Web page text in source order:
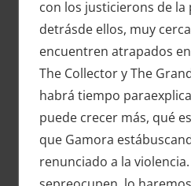
con los justicierons de la
detrásde ellos, muy
encuentren atrapados
The Collector y The
habrá tiempo
puede crecer más, qué
que Gamora
renunciado a la